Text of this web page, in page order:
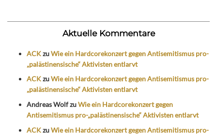
Aktuelle Kommentare
ACKzuWie ein Hardcorekonzert gegen Antisemitismus pro-
„palästinensische“ Aktivisten entlarvt
ACKzuWie ein Hardcorekonzert gegen Antisemitismus pro-
„palästinensische“ Aktivisten entlarvt
Andreas WolfzuWie ein Hardcorekonzert gegen
Antisemitismus pro-„palästinensische“ Aktivisten entlarvt
ACKzuWie ein Hardcorekonzert gegen Antisemitismus pro-